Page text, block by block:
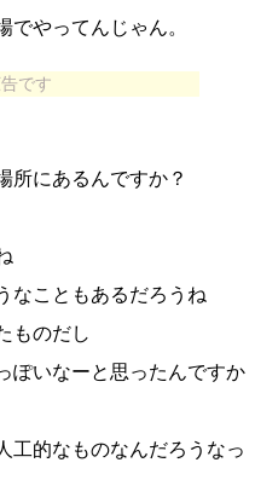
やってんじゃん。
です
所にあるんですか？
なこともあるだろうね
ものだし
いなーと思ったんですか
工的なものなんだろうなっ